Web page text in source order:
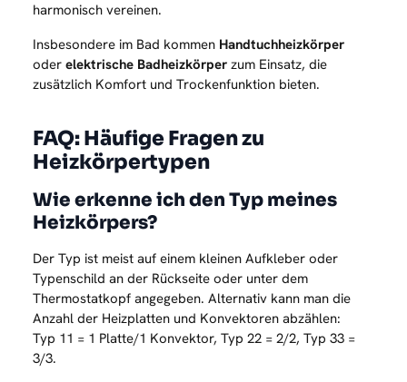
harmonisch vereinen.
Insbesondere im Bad kommen Handtuchheizkörper
oder elektrische Badheizkörper zum Einsatz, die
zusätzlich Komfort und Trockenfunktion bieten.
FAQ: Häufige Fragen zu
Heizkörpertypen
Wie erkenne ich den Typ meines
Heizkörpers?
Der Typ ist meist auf einem kleinen Aufkleber oder
Typenschild an der Rückseite oder unter dem
Thermostatkopf angegeben. Alternativ kann man die
Anzahl der Heizplatten und Konvektoren abzählen:
Typ 11 = 1 Platte/1 Konvektor, Typ 22 = 2/2, Typ 33 =
3/3.